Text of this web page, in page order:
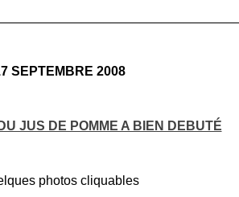
SEPTEMBRE 2008
JUS DE POMME A BIEN DEBUTÉ
photos cliquables